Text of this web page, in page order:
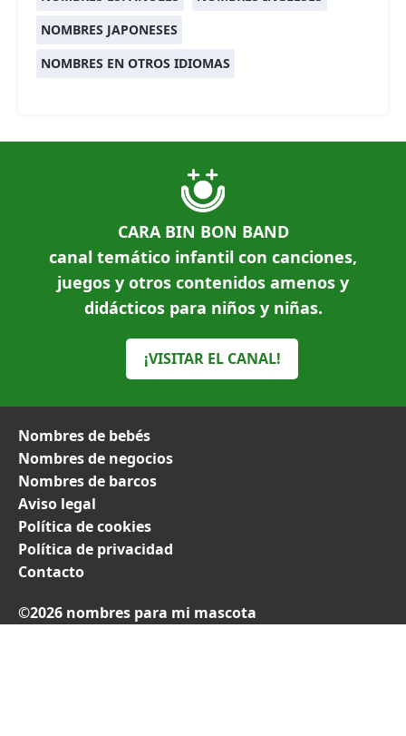
NOMBRES JAPONESES
NOMBRES EN OTROS IDIOMAS
CARA BIN BON BAND
canal temático infantil con canciones,
juegos y otros contenidos amenos y
didácticos para niños y niñas.
¡VISITAR EL CANAL!
Nombres de bebés
Nombres de negocios
Nombres de barcos
Aviso legal
Política de cookies
Política de privacidad
Contacto
©2026 nombres para mi mascota